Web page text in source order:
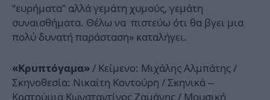
“ευρήματα” αλλά γεμάτη χυμούς, γεμάτη
συναισθήματα. Θέλω να πιστεύω ότι θα βγει μια
πολύ δυνατή παράσταση» καταλήγει.
«Κρυπτόγαμα» / Κείμενο: Μιχάλης Αλμπάτης /
Σκηνοθεσία: Νικαίτη Κοντούρη / Σκηνικά –
Κοστούμια Κωνσταντίνος Ζαμάνης / Μουσική